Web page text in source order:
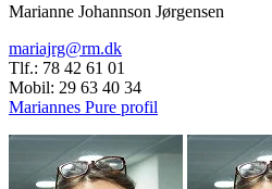
Marianne Johannson Jørgensen
mariajrg@rm.dk
Tlf.: 78 42 61 01
Mobil: 29 63 40 34
Mariannes Pure profil